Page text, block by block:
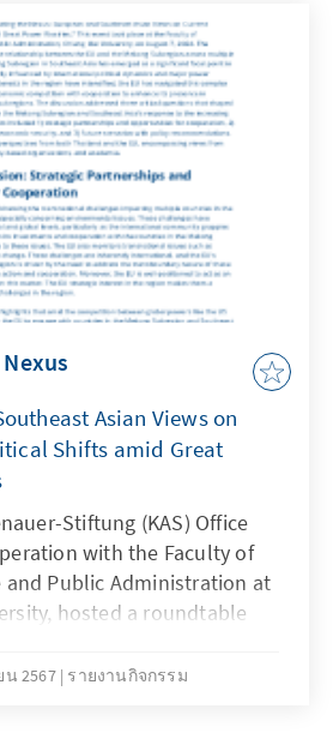
ในนโยบายสาธารณะที่เป็น
ระเร่งด่วนคือนโยบายว่า
ทบของการเปลี่ยนแปลง
นั้น ในปีพ.ศ. 2567 ที่เพิ่ง
านก.พ.ร. จึงเลือกให้
ป็นหัวข้อหลักของกิจกรรม
ความพยายามในการลด
ร์บอนไดออกไซด์ที่ทาง
งดำเนินการมาเป็นกรอบ
เชิญผู้มีส่วนเกี่ยวข้องจากทุก
ชาชนในพื้นที่ กลุ่มป่าชุมชน
กับการกำกับและขับเคลื่อน
วแทนจากภาคเอกชนและ
ดำเนินกิจการซึ่งมีส่วนต้อง
งด่วนนี้ มาร่วมในกิจกรรม
ยนข้อคิดเห็นและหา
นนโยบายสร้างเมือง
ริหารจัดการป่าไม้ในพื้นที่
กัน
Asian Views on
Shifts amid Great
Stiftung (KAS) Office
with the Faculty of
and Public Administration at
hosted a roundtable
Asian Views on
2567 รายงานกิจกรรม